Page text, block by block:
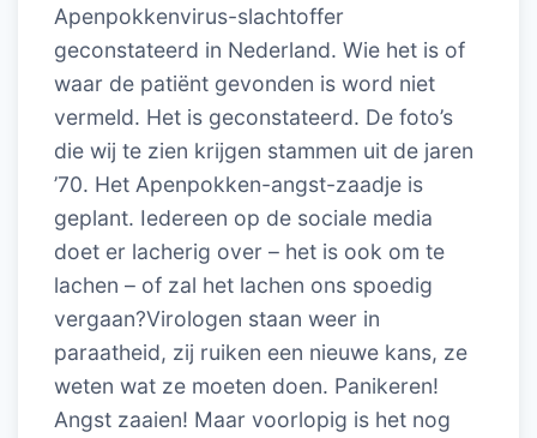
Apenpokkenvirus-slachtoffer
geconstateerd in Nederland. Wie het is of
waar de patiënt gevonden is word niet
vermeld. Het is geconstateerd. De foto’s
die wij te zien krijgen stammen uit de jaren
’70. Het Apenpokken-angst-zaadje is
geplant. Iedereen op de sociale media
doet er lacherig over – het is ook om te
lachen – of zal het lachen ons spoedig
vergaan?Virologen staan weer in
paraatheid, zij ruiken een nieuwe kans, ze
weten wat ze moeten doen. Panikeren!
Angst zaaien! Maar voorlopig is het nog